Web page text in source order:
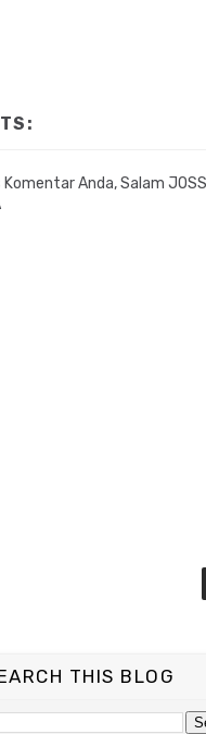
Anda, Salam
THIS BLOG